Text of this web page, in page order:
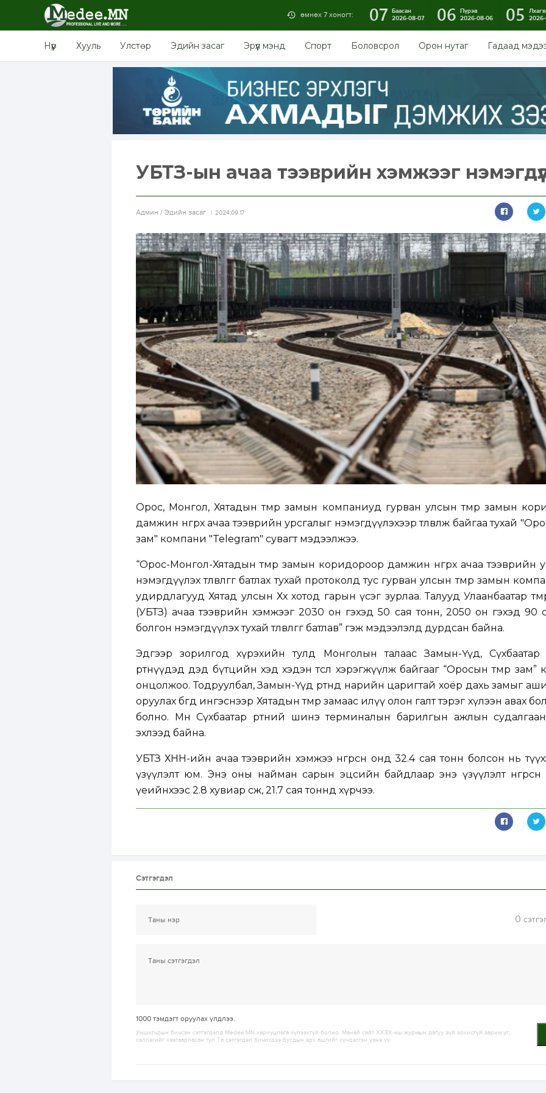
өмнөх 7 хоногт: 07 Баасан
2026-08-07
06 Пүрэв
2026-08-06
05
Нүүр Хууль Улстөр Эдийн засаг Эрүүл мэнд Спорт Боловсрол Орон нутаг Гадаад
УБТЗ-ын ачаа тээврийн хэмжээг
Aдмин / Эдийн засаг 2024.09.17
Орос, Монгол, Хятадын төмөр замын компаниуд гурван улсын төмөр замын
дамжин өнгөрөх ачаа тээврийн урсгалыг нэмэгдүүлэхээр төлөвлөж байгаа тухай
зам" компани "Telegram" сувагт мэдээлжээ.
“Орос-Монгол-Хятадын төмөр замын коридороор дамжин өнгөрөх ачаа тээврийн
нэмэгдүүлэх төлөвлөгөөг батлах тухай протоколд тус гурван улсын төмөр замын
удирдлагууд Хятад улсын Хөх хотод гарын үсэг зурлаа. Талууд Улаанбаатар
(УБТЗ) ачаа тээврийн хэмжээг 2030 он гэхэд 50 сая тонн, 2050 он гэхэд 90
болгон нэмэгдүүлэх тухай төлөвлөгөөг батлав” гэж мэдээлэлд дурдсан байна.
Эдгээр зорилгод хүрэхийн тулд Монголын талаас Замын-Үүд, Сүхбаатар
өртөөнүүдэд дэд бүтцийн хэд хэдэн төсөл хэрэгжүүлж байгааг “Оросын төмөр
онцолжоо. Тодруулбал, Замын-Үүд өртөөнд нарийн царигтай хоёр дахь замыг
оруулах бөгөөд ингэснээр Хятадын төмөр замаас илүү олон галт тэрэг хүлээн авах
болно. Мөн Сүхбаатар өртөөний шинэ терминалын барилгын ажлын
эхлээд байна.
УБТЗ ХНН-ийн ачаа тээврийн хэмжээ өнгөрсөн онд 32.4 сая тонн болсон нь
үзүүлэлт юм. Энэ оны найман сарын эцсийн байдлаар энэ үзүүлэлт өнгөрсөн
үеийнхээс 2.8 хувиар өсөж, 21.7 сая тоннд хүрчээ.
Сэтгэгдэл
0
1000 тэмдэгт оруулах үлдлээ.
Уншигчдын бичсэн сэтгэгдэлд Medee.MN хариуцлага хүлээхгүй болно. Манай сайт ХХЗХ-ны журмын дагуу зүй зохисгүй зарим үг,
хэллэгийг хязгаарласан тул Та сэтгэгдэл бичихдээ бусдын эрх ашгийг хүндэтгэн үзнэ үү.